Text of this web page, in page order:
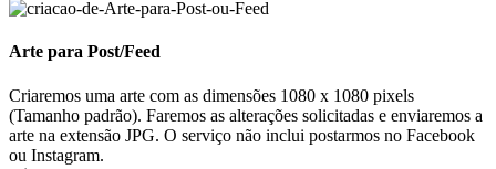
Arte para Post/Feed
Criaremos uma arte com as dimensões 1080 x 1080 pixels
(Tamanho padrão). Faremos as alterações solicitadas e enviaremos a
arte na extensão JPG. O serviço não inclui postarmos no Facebook
ou Instagram.